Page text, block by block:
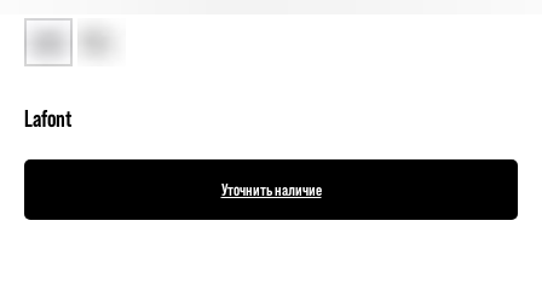
Lafont
Уточнить наличие